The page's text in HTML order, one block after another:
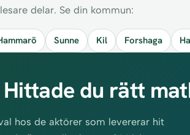
delar. Se din kommun:
Sunne Kil Forshaga
Hittade du rätt
hos de aktörer som levererar hit